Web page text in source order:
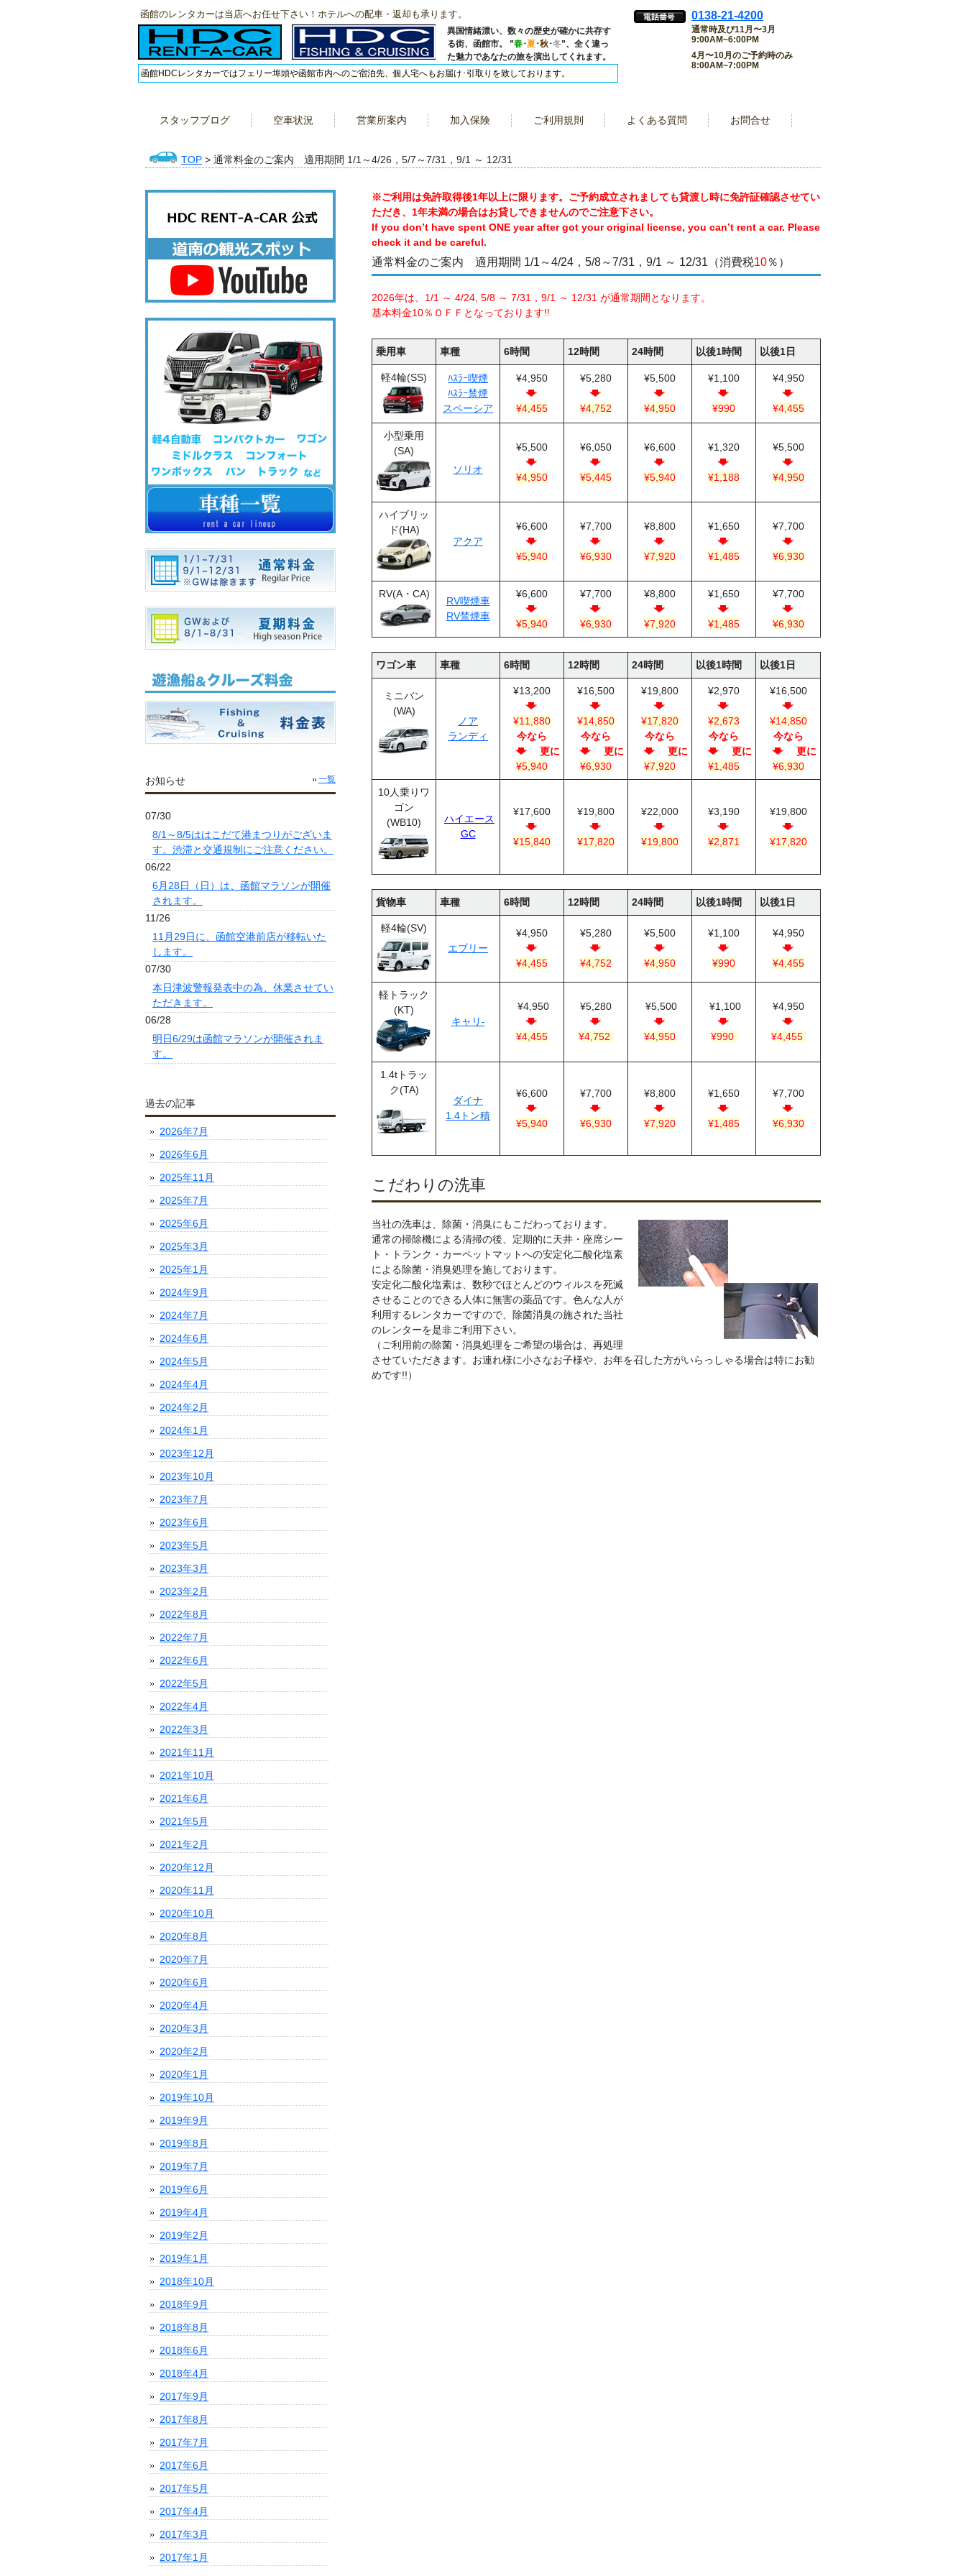
函館のレンタカーは当店へお任せ下さい！ホテルへの配車・返却も承ります。
異国情緒漂い、数々の歴史が確かに共存す
る街、函館市。 ”春･夏･秋･冬”、全く違っ
た魅力であなたの旅を演出してくれます。
函館HDCレンタカーではフェリー埠頭や函館市内へのご宿泊先、個人宅へもお届け･引取りを致しております。
0138-21-4200
通常時及び11月〜3月
9:00AM~6:00PM
4月〜10月のご予約時のみ
8:00AM~7:00PM
スタッフブログ 空車状況 営業所案内 加入保険 ご利用規則 よくある質問 お問合せ
TOP > 通常料金のご案内 適用期間 1/1～4/26，5/7～7/31，9/1 ～ 12/31
※ご利用は免許取得後1年以上に限ります。ご予約成立されましても貸渡し時に免許証確認させてい
ただき、1年未満の場合はお貸しできませんのでご注意下さい。
If you don’t have spent ONE year after got your original license, you can’t rent a car. Please
check it and be careful.
通常料金のご案内 適用期間 1/1～4/24，5/8～7/31，9/1 ～ 12/31（消費税10％）
2026年は、1/1 ～ 4/24, 5/8 ～ 7/31，9/1 ～ 12/31 が通常期間となります。
基本料金10％ＯＦＦとなっております!!
乗用車 車種 6時間 12時間 24時間 以後1時間 以後1日
軽4輪(SS)
ﾊｽﾗｰ喫煙
ﾊｽﾗｰ禁煙
スペーシア
¥4,950
¥4,455
¥5,280
¥4,752
¥5,500
¥4,950
¥1,100
¥990
¥4,950
¥4,455
小型乗用
(SA)
ソリオ
¥5,500
¥4,950
¥6,050
¥5,445
¥6,600
¥5,940
¥1,320
¥1,188
¥5,500
¥4,950
ハイブリッ
ド(HA)
アクア
¥6,600
¥5,940
¥7,700
¥6,930
¥8,800
¥7,920
¥1,650
¥1,485
¥7,700
¥6,930
RV(A・CA)
RV喫煙車
RV禁煙車
¥6,600
¥5,940
¥7,700
¥6,930
¥8,800
¥7,920
¥1,650
¥1,485
¥7,700
¥6,930
ワゴン車 車種 6時間 12時間 24時間 以後1時間 以後1日
ミニバン
(WA)
ノア
ランディ
¥13,200
¥11,880
今なら
更に
¥5,940
¥16,500
¥14,850
今なら
更に
¥6,930
¥19,800
¥17,820
今なら
更に
¥7,920
¥2,970
¥2,673
今なら
更に
¥1,485
¥16,500
¥14,850
今なら
更に
¥6,930
10人乗りワ
ゴン
(WB10)
ハイエース
GC
¥17,600
¥15,840
¥19,800
¥17,820
¥22,000
¥19,800
¥3,190
¥2,871
¥19,800
¥17,820
貨物車 車種 6時間 12時間 24時間 以後1時間 以後1日
軽4輪(SV)
エブリー
¥4,950
¥4,455
¥5,280
¥4,752
¥5,500
¥4,950
¥1,100
¥990
¥4,950
¥4,455
軽トラック
(KT)
キャリ-
¥4,950
¥4,455
¥5,280
¥4,752
¥5,500
¥4,950
¥1,100
¥990
¥4,950
¥4,455
1.4tトラッ
ク(TA)
ダイナ
1.4トン積
¥6,600
¥5,940
¥7,700
¥6,930
¥8,800
¥7,920
¥1,650
¥1,485
¥7,700
¥6,930
こだわりの洗車
当社の洗車は、除菌・消臭にもこだわっております。
通常の掃除機による清掃の後、定期的に天井・座席シー
ト・トランク・カーペットマットへの安定化二酸化塩素
による除菌・消臭処理を施しております。
安定化二酸化塩素は、数秒でほとんどのウィルスを死滅
させることのできる人体に無害の薬品です。色んな人が
利用するレンタカーですので、除菌消臭の施された当社
のレンターを是非ご利用下さい。
（ご利用前の除菌・消臭処理をご希望の場合は、再処理
させていただきます。お連れ様に小さなお子様や、お年を召した方がいらっしゃる場合は特にお勧
めです!!）
お知らせ 一覧
07/30
8/1～8/5ははこだて港まつりがございま
す。渋滞と交通規制にご注意ください。
06/22
6月28日（日）は、函館マラソンが開催
されます。
11/26
11月29日に、函館空港前店が移転いた
します。
07/30
本日津波警報発表中の為、休業させてい
ただきます。
06/28
明日6/29は函館マラソンが開催されま
す。
過去の記事
2026年7月
2026年6月
2025年11月
2025年7月
2025年6月
2025年3月
2025年1月
2024年9月
2024年7月
2024年6月
2024年5月
2024年4月
2024年2月
2024年1月
2023年12月
2023年10月
2023年7月
2023年6月
2023年5月
2023年3月
2023年2月
2022年8月
2022年7月
2022年6月
2022年5月
2022年4月
2022年3月
2021年11月
2021年10月
2021年6月
2021年5月
2021年2月
2020年12月
2020年11月
2020年10月
2020年8月
2020年7月
2020年6月
2020年4月
2020年3月
2020年2月
2020年1月
2019年10月
2019年9月
2019年8月
2019年7月
2019年6月
2019年4月
2019年2月
2019年1月
2018年10月
2018年9月
2018年8月
2018年6月
2018年4月
2017年9月
2017年8月
2017年7月
2017年6月
2017年5月
2017年4月
2017年3月
2017年1月